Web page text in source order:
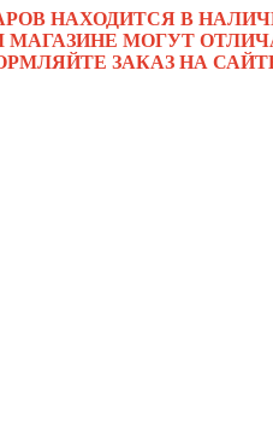
НАХОДИТСЯ В
МОГУТ
ЗАКАЗ НА